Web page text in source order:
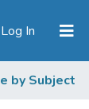
Log In (current)
by Subject